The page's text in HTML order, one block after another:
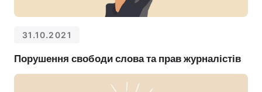
31.10.2021
Порушення свободи слова та прав журналістів